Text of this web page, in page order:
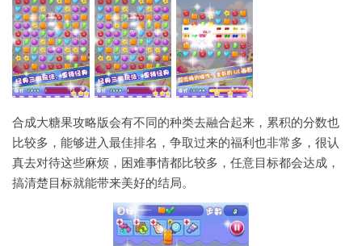
合成大糖果攻略版会有不同的种类去融合起来，累积的分数也
比较多，能够进入最佳排名，争取过来的福利也非常多，很认
真去对待这些麻烦，困难事情都比较多，任意目标都会达成，
搞清楚目标就能带来美好的结局。